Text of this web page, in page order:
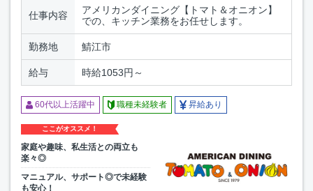
仕事内容
アメリカンダイニング【トマト＆オニオン】
での、キッチン業務をお任せします。
勤務地 鯖江市
給与 時給1053円～
60代以上活躍中 職種未経験者 昇給あり
ここがオススメ！
家庭や趣味、私生活との両立も
楽々◎
マニュアル、サポート◎で未経験
も安心！